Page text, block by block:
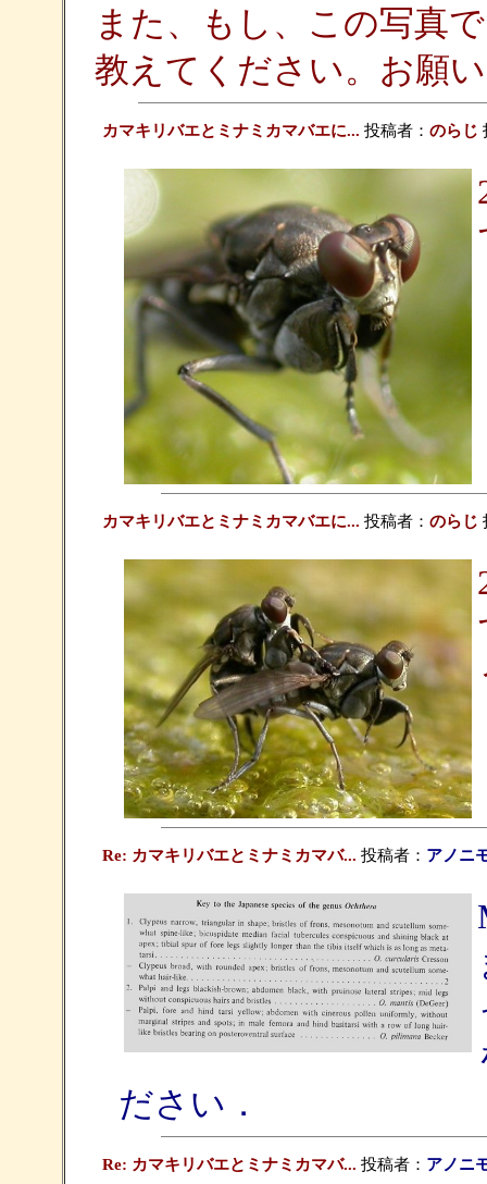
また、もし、この写真
教えてください。お願
カマキリバエとミナミカマバエに... 投稿者： のらじ
カマキリバエとミナミカマバエに... 投稿者： のらじ
Re: カマキリバエとミナミカマバ... 投稿者： アノニ
ださい．
Re: カマキリバエとミナミカマバ... 投稿者： アノニ